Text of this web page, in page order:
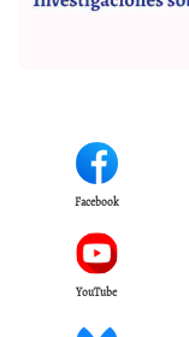
Facebook
YouTube